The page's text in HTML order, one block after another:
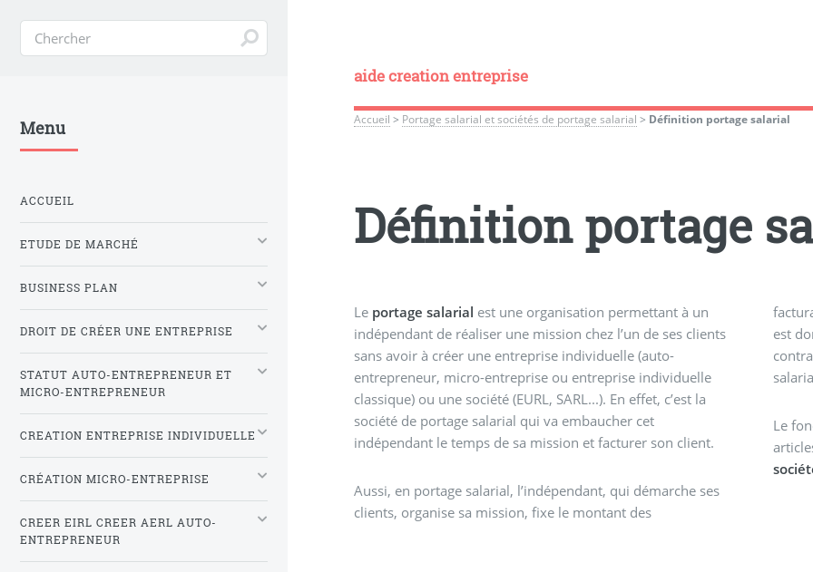
aide creation entreprise
Accueil > Portage salarial et sociétés de portage salarial > Définition portage salarial
Définition portage
Le portage salarial est une organisation permettant à un
indépendant de réaliser une mission chez l’un de ses clients
sans avoir à créer une entreprise individuelle (auto-
entrepreneur, micro-entreprise ou entreprise individuelle
classique) ou une société (EURL, SARL...). En effet, c’est la
société de portage salarial qui va embaucher cet
indépendant le temps de sa mission et facturer son client.
Aussi, en portage salarial, l’indépendant, qui démarche ses
clients, organise sa mission, fixe le montant des
est
Le
Menu
ACCUEIL
ETUDE DE MARCHÉ
BUSINESS PLAN
DROIT DE CRÉER UNE ENTREPRISE
STATUT AUTO-ENTREPRENEUR ET
MICRO-ENTREPRENEUR
CREATION ENTREPRISE INDIVIDUELLE
CRÉATION MICRO-ENTREPRISE
CREER EIRL CREER AERL AUTO-
ENTREPRENEUR